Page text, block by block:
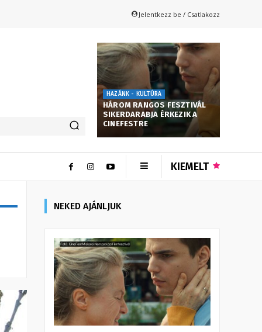
Jelentkezz be / Csatlakozz
HAZÁNK - KULTÚRA
HÁROM RANGOS FESZTIVÁL
SIKERDARABJA ÉRKEZIK A
CINEFESTRE
KIEMELT
NEKED AJÁNLJUK